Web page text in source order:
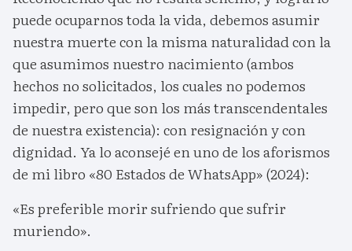
puede ocuparnos toda la vida, debemos asumir
nuestra muerte con la misma naturalidad con la
que asumimos nuestro nacimiento (ambos
hechos no solicitados, los cuales no podemos
impedir, pero que son los más transcendentales
de nuestra existencia): con resignación y con
dignidad. Ya lo aconsejé en uno de los aforismos
de mi libro «80 Estados de WhatsApp» (2024):
«Es preferible morir sufriendo que sufrir
muriendo».